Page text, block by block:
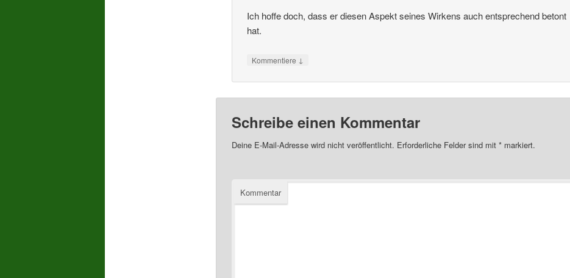
Ich hoffe doch, dass er diesen Aspekt seines Wirkens auch entsprechend betont
hat.
Kommentiere ↓
Schreibe einen Kommentar
Deine E-Mail-Adresse wird nicht veröffentlicht. Erforderliche Felder sind mit *markiert.
Kommentar